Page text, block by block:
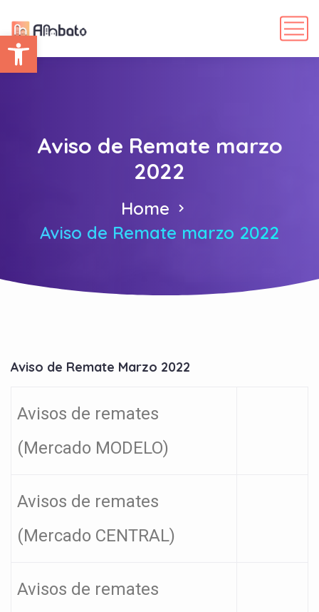
Abrir barra de herramientas
Aviso de Remate marzo
2022
Home
Aviso de Remate marzo 2022
Aviso de Remate Marzo 2022
Avisos de remates
(Mercado MODELO)
Avisos de remates
(Mercado CENTRAL)
Avisos de remates